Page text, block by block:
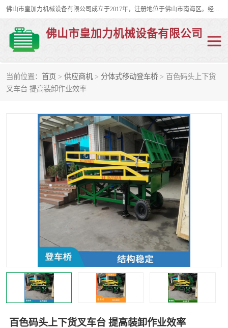
佛山市皇加力机械设备有限公司成立于2017年，注册地位于佛山市南海区。经营范围包括：其他机械设备及电子产品批发、电气设备批发、贸易代理、五金产品批发等；主要产品有：移动式登车桥、叉车装卸货平台、移动式升降机、升降货梯、油桶夹具、电动堆高车。
佛山市皇加力机械设备有限公司
当前位置： 首页 > 供应商机 > 分体式移动登车桥 > 百色码头上下货
叉车台 提高装卸作业效率
百色码头上下货叉车台 提高装卸作业效率
移动式登车桥
步行式电动堆高车 移动登车台
叉车装卸货平台 电动搬运车
移动式升降平台 升降货梯
集装箱装柜平台 油桶夹具